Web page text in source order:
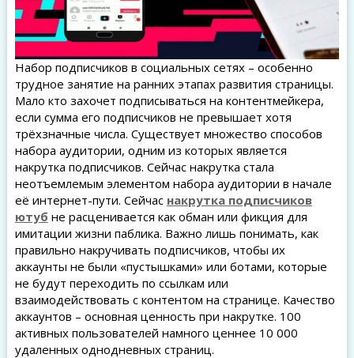
Набор подписчиков в социальных сетях – особенно
трудное занятие на ранних этапах развития страницы.
Мало кто захочет подписываться на контентмейкера,
если сумма его подписчиков не превышает хотя
трёхзначные числа. Существует множество способов
набора аудитории, одним из которых является
накрутка подписчиков. Сейчас накрутка стала
неотъемлемым элементом набора аудитории в начале
её интернет-пути. Сейчас накрутка подписчиков
ютуб не расценивается как обман или фикция для
имитации жизни паблика. Важно лишь понимать, как
правильно накручивать подписчиков, чтобы их
аккаунты не были «пустышками» или ботами, которые
не будут переходить по ссылкам или
взаимодействовать с контентом на странице. Качество
аккаунтов – основная ценность при накрутке. 100
активных пользователей намного ценнее 10 000
удаленных однодневных страниц.